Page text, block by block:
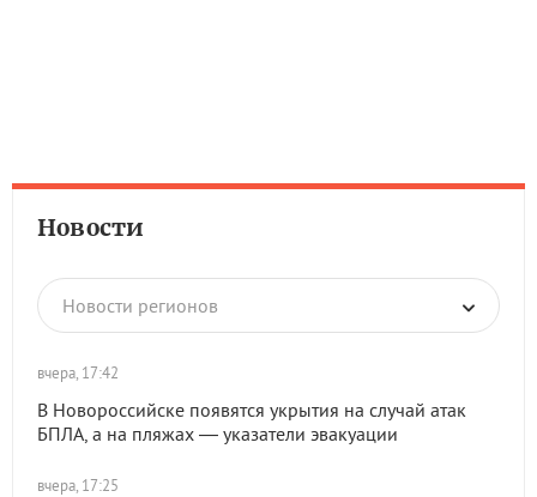
Новости
Новости регионов
вчера, 17:42
В Новороссийске появятся укрытия на случай атак
БПЛА, а на пляжах — указатели эвакуации
вчера, 17:25